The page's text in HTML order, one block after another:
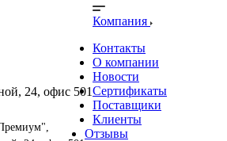
24, офис 501
Компания
Контакты
О компании
Новости
Сертификаты
Поставщики
Клиенты
Отзывы